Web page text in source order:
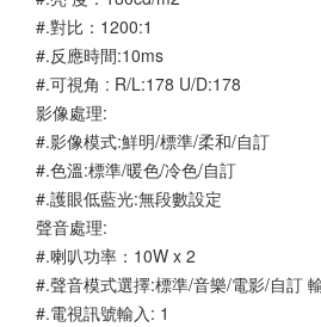
#.對比：1200:1
#.反應時間:10ms
#.可視角 : R/L:178 U/D:178
影像處理:
#.影像模式:鮮明/標準/柔和/自訂
#.色溫:標準/暖色/冷色/自訂
#.護眼低藍光:無段數設定
聲音處理:
#.喇叭功率：10W x 2
#.聲音模式選擇:標準/音樂/電影/自訂
#.電視訊號輸入: 1